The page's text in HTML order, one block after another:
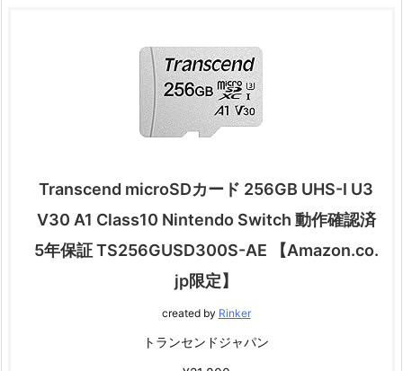
Transcend microSDカード 256GB UHS-I U3
V30 A1 Class10 Nintendo Switch 動作確認済
5年保証 TS256GUSD300S-AE 【Amazon.co.
jp限定】
created by Rinker
トランセンドジャパン